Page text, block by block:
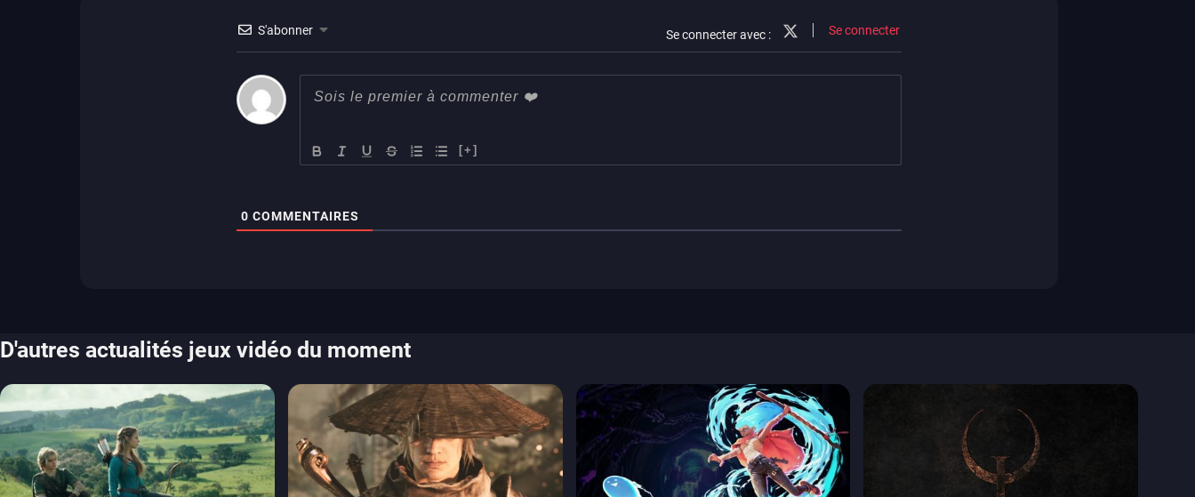
switch 2
S'abonner Se connecter avec : Se connecter
[+]
0 COMMENTAIRES
D'autres actualités jeux vidéo du moment